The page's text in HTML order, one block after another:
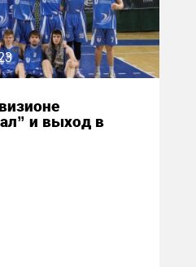
и выход в